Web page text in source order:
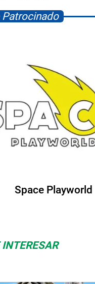
Space Playworld
INTERESAR